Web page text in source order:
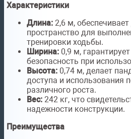
Характеристики
Длина: 2,6 м,
пространство для
тренировки ходьбы.
Ширина: 0,9 м,
безопасность при
Высота: 0,74 м, делает
доступа и использования
различного роста.
Вес: 242 кг, что
надежности конструкции.
Преимущества